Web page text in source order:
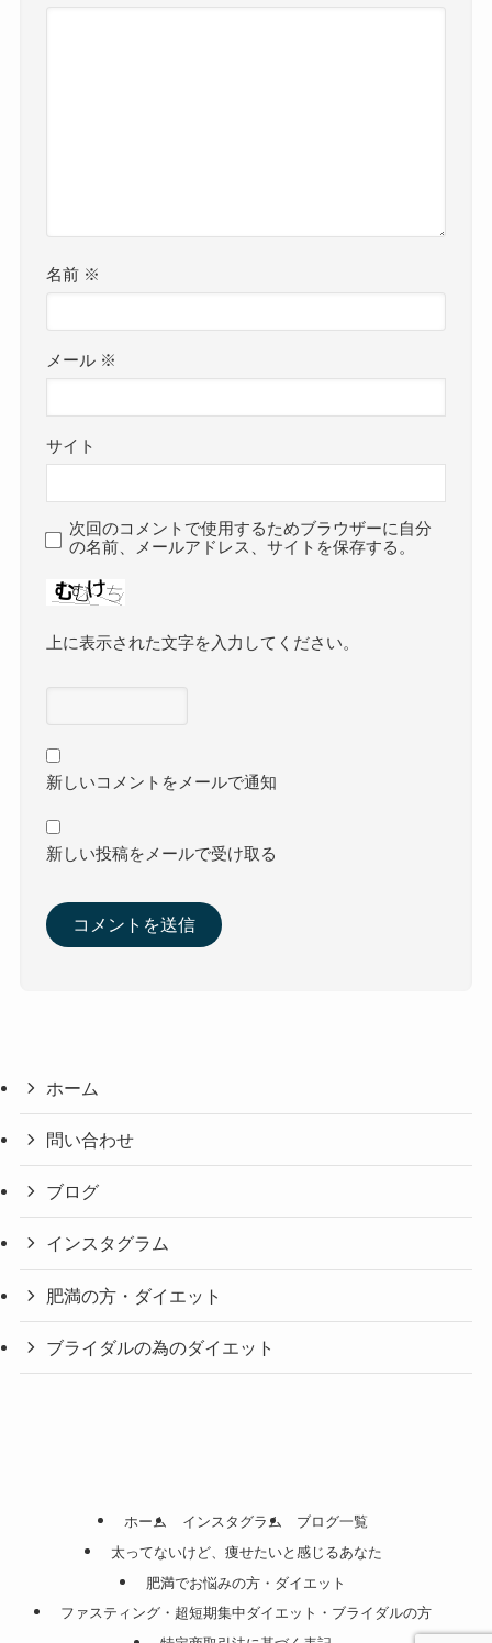
名前 ※
メール ※
サイト
次回のコメントで使用するためブラウザーに自分
の名前、メールアドレス、サイトを保存する。
上に表示された文字を入力してください。
新しいコメントをメールで通知
新しい投稿をメールで受け取る
ホーム
問い合わせ
ブログ
インスタグラム
肥満の方・ダイエット
ブライダルの為のダイエット
ホーム インスタグラム
ブログ一覧
太ってないけど、痩せたいと感じるあなた
肥満でお悩みの方・ダイエット
ファスティング・超短期集中ダイエット・ブライダルの方